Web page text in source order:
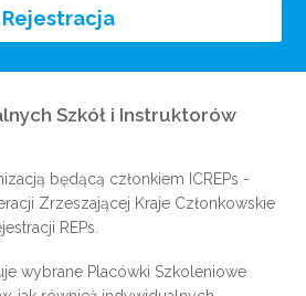
Rejestracja
Szkół i Instruktorów
będącą członkiem ICREPs -
Zrzeszającej Kraje Członkowskie
REPs.
wybrane Placówki Szkoleniowe